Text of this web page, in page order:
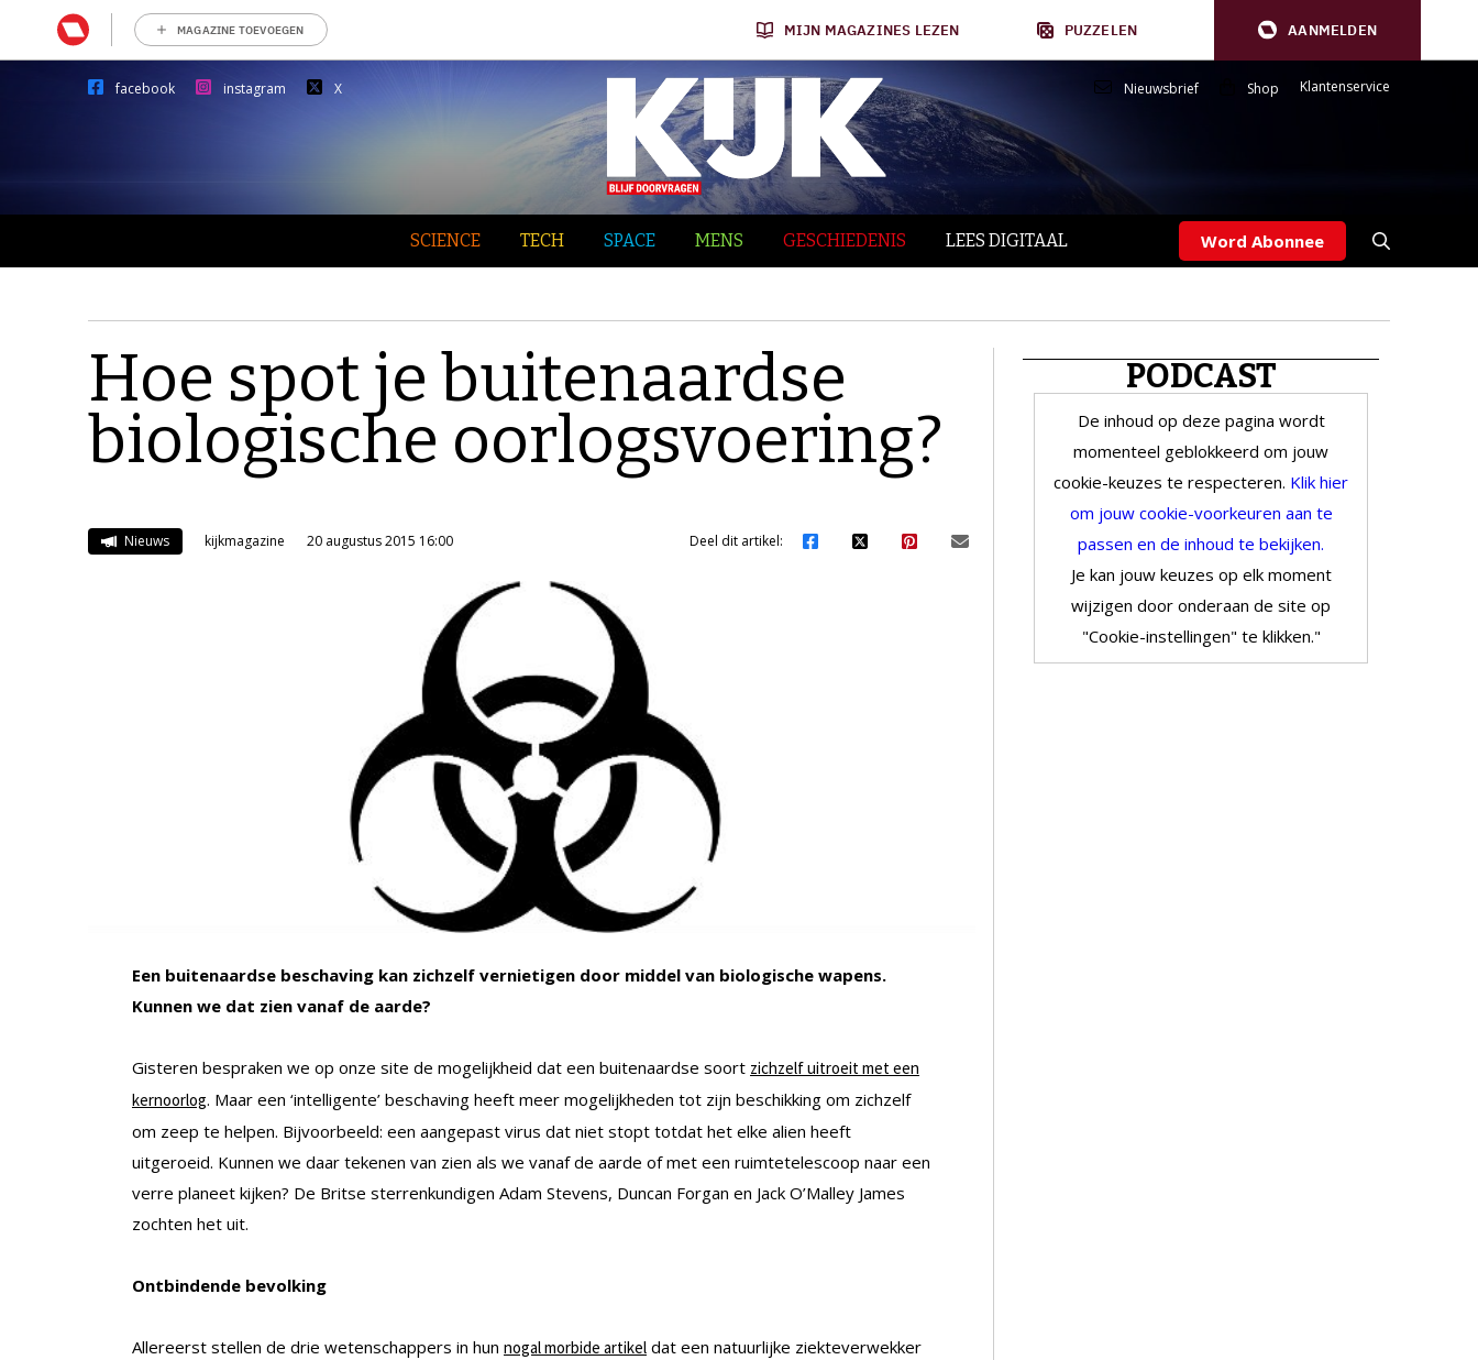
MAGAZINE TOEVOEGEN MIJN MAGAZINES LEZEN PUZZELEN AANMELDEN
facebook instagram X Nieuwsbrief Shop Klantenservice
SCIENCE TECH SPACE MENS GESCHIEDENIS LEES DIGITAAL Word Abonnee
Hoe spot je buitenaardse
biologische oorlogsvoering?
Nieuws kijkmagazine 20 augustus 2015 16:00 Deel dit artikel:
Een buitenaardse beschaving kan zichzelf vernietigen door middel van biologische wapens.
Kunnen we dat zien vanaf de aarde?
Gisteren bespraken we op onze site de mogelijkheid dat een buitenaardse soort zichzelf uitroeit met een
kernoorlog. Maar een ‘intelligente’ beschaving heeft meer mogelijkheden tot zijn beschikking om zichzelf
om zeep te helpen. Bijvoorbeeld: een aangepast virus dat niet stopt totdat het elke alien heeft
uitgeroeid. Kunnen we daar tekenen van zien als we vanaf de aarde of met een ruimtetelescoop naar een
verre planeet kijken? De Britse sterrenkundigen Adam Stevens, Duncan Forgan en Jack O’Malley James
zochten het uit.
Ontbindende bevolking
Allereerst stellen de drie wetenschappers in hun nogal morbide artikel dat een natuurlijke ziekteverwekker
PODCAST
De inhoud op deze pagina wordt
momenteel geblokkeerd om jouw
cookie-keuzes te respecteren. Klik hier
om jouw cookie-voorkeuren aan te
passen en de inhoud te bekijken.
Je kan jouw keuzes op elk moment
wijzigen door onderaan de site op
"Cookie-instellingen" te klikken."